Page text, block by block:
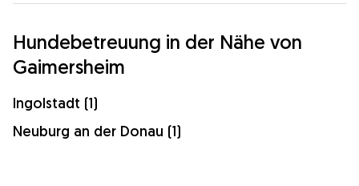
Hundebetreuung in der Nähe von
Gaimersheim
Ingolstadt (1)
Neuburg an der Donau (1)